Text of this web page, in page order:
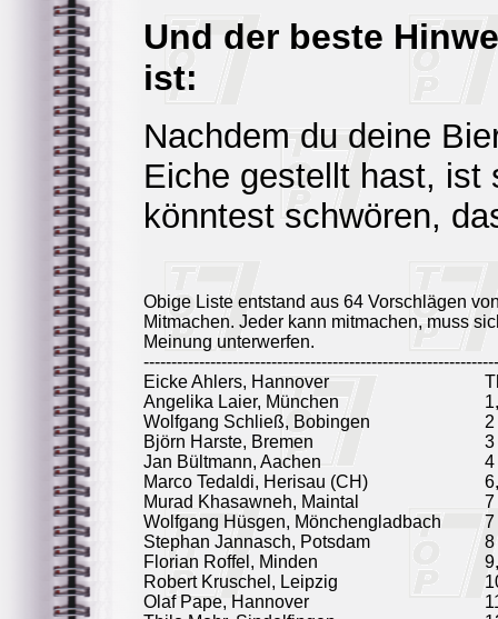
Und der beste
ist:
Nachdem du deine
Eiche gestellt hast, ist
könntest schwören,
Obige Liste entstand aus 64 Vorschlägen
Mitmachen. Jeder kann mitmachen, muss
Meinung unterwerfen.
Eicke Ahlers, Hannover
Angelika Laier, München
Wolfgang Schließ, Bobingen
2
Björn Harste, Bremen
3
Jan Bültmann, Aachen
4
Marco Tedaldi, Herisau (CH)
Murad Khasawneh, Maintal
7
Wolfgang Hüsgen, Mönchengladbach
7
Stephan Jannasch, Potsdam
8
Florian Roffel, Minden
Robert Kruschel, Leipzig
Olaf Pape, Hannover